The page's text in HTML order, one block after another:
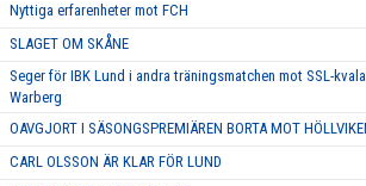
Nyttiga erfarenheter mot FCH
SLAGET OM SKÅNE
Seger för IBK Lund i andra träningsmatchen mot SSL-
Warberg
OAVGJORT I SÄSONGSPREMIÄREN BORTA MOT
CARL OLSSON ÄR KLAR FÖR LUND